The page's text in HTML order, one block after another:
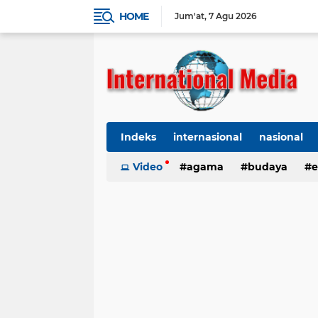
HOME Jum'at 7 Agu 2026
Indeks internasional nasional
Ekbis TNI-Polri Organisasi
Video agama budaya